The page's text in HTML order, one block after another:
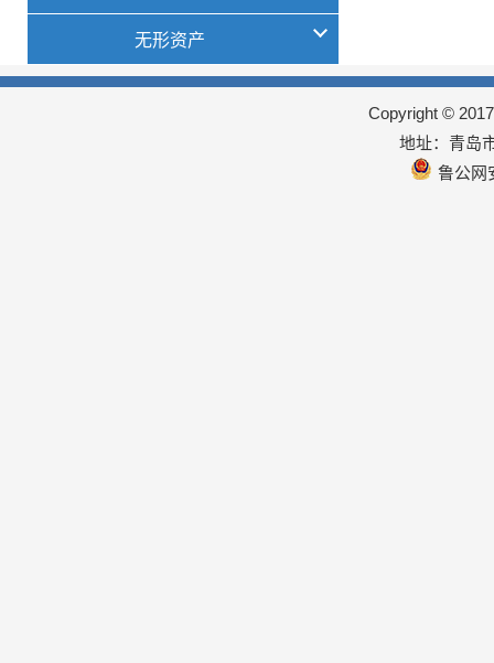
无形资产
Copyright ©
地址：青岛
鲁公网